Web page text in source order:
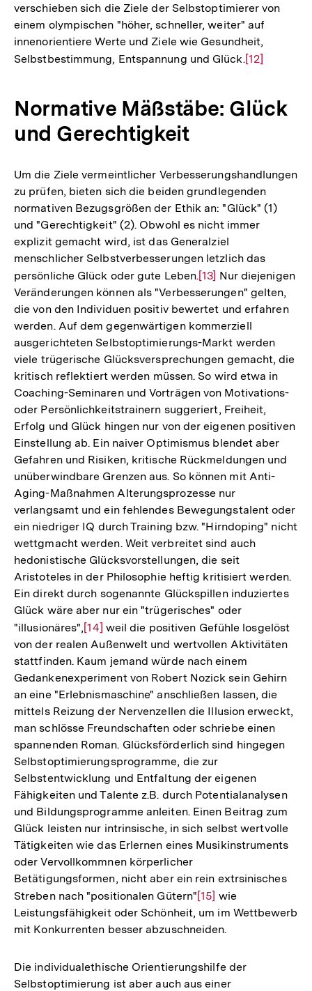
Fußnote
verschieben sich die Ziele der Selbstoptimierer von
einem olympischen "höher, schneller, weiter" auf
innenorientiere Werte und Ziele wie Gesundheit,
Selbstbestimmung, Entspannung und Glück.Zur
Fußnote
[12]
Normative Mäßstäbe: Glück
und Gerechtigkeit
Um die Ziele vermeintlicher Verbesserungshandlungen
zu prüfen, bieten sich die beiden grundlegenden
normativen Bezugsgrößen der Ethik an: "Glück" (1)
und "Gerechtigkeit" (2). Obwohl es nicht immer
explizit gemacht wird, ist das Generalziel
menschlicher Selbstverbesserungen letzlich das
persönliche Glück oder gute Leben.Zur
Auflösung
der
Fußnote
[13] Nur diejenigen
Veränderungen können als "Verbesserungen" gelten,
die von den Individuen positiv bewertet und erfahren
werden. Auf dem gegenwärtigen kommerziell
ausgerichteten Selbstoptimierungs-Markt werden
viele trügerische Glücksversprechungen gemacht, die
kritisch reflektiert werden müssen. So wird etwa in
Coaching-Seminaren und Vorträgen von Motivations-
oder Persönlichkeitstrainern suggeriert, Freiheit,
Erfolg und Glück hingen nur von der eigenen positiven
Einstellung ab. Ein naiver Optimismus blendet aber
Gefahren und Risiken, kritische Rückmeldungen und
unüberwindbare Grenzen aus. So können mit Anti-
Aging-Maßnahmen Alterungsprozesse nur
verlangsamt und ein fehlendes Bewegungstalent oder
ein niedriger IQ durch Training bzw. "Hirndoping" nicht
wettgmacht werden. Weit verbreitet sind auch
hedonistische Glücksvorstellungen, die seit
Aristoteles in der Philosophie heftig kritisiert werden.
Ein direkt durch sogenannte Glückspillen induziertes
Glück wäre aber nur ein "trügerisches" oder
"illusionäres",Zur
Auflösung
der
Fußnote
[14] weil die positiven Gefühle losgelöst
von der realen Außenwelt und wertvollen Aktivitäten
stattfinden. Kaum jemand würde nach einem
Gedankenexperiment von Robert Nozick sein Gehirn
an eine "Erlebnismaschine" anschließen lassen, die
mittels Reizung der Nervenzellen die Illusion erweckt,
man schlösse Freundschaften oder schriebe einen
spannenden Roman. Glücksförderlich sind hingegen
Selbstoptimierungsprogramme, die zur
Selbstentwicklung und Entfaltung der eigenen
Fähigkeiten und Talente z.B. durch Potentialanalysen
und Bildungsprogramme anleiten. Einen Beitrag zum
Glück leisten nur intrinsische, in sich selbst wertvolle
Tätigkeiten wie das Erlernen eines Musikinstruments
oder Vervollkommnen körperlicher
Betätigungsformen, nicht aber ein rein extrsinisches
Streben nach "positionalen Gütern"Zur
Auflösung
der
[15] wie
Leistungsfähigkeit oder Schönheit, um im Wettbewerb
mit Konkurrenten besser abzuschneiden.
Die individualethische Orientierungshilfe der
Selbstoptimierung ist aber auch aus einer